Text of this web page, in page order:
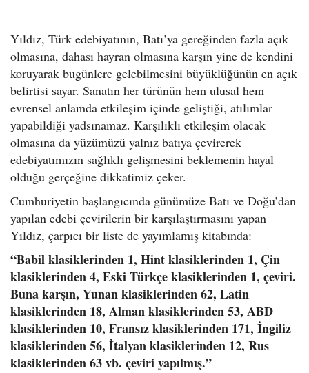
Yıldız, Türk edebiyatının, Batı’ya gereğinden fazla açık
olmasına, dahası hayran olmasına karşın yine de kendini
koruyarak bugünlere gelebilmesini büyüklüğünün en açık
belirtisi sayar. Sanatın her türünün hem ulusal hem
evrensel anlamda etkileşim içinde geliştiği, atılımlar
yapabildiği yadsınamaz. Karşılıklı etkileşim olacak
olmasına da yüzümüzü yalnız batıya çevirerek
edebiyatımızın sağlıklı gelişmesini beklemenin hayal
olduğu gerçeğine dikkatimiz çeker.
Cumhuriyetin başlangıcında günümüze Batı ve Doğu’dan
yapılan edebi çevirilerin bir karşılaştırmasını yapan
Yıldız, çarpıcı bir liste de yayımlamış kitabında:
“Babil klasiklerinden 1, Hint klasiklerinden 1, Çin
klasiklerinden 4, Eski Türkçe klasiklerinden 1, çeviri.
Buna karşın, Yunan klasiklerinden 62, Latin
klasiklerinden 18, Alman klasiklerinden 53, ABD
klasiklerinden 10, Fransız klasiklerinden 171, İngiliz
klasiklerinden 56, İtalyan klasiklerinden 12, Rus
klasiklerinden 63 vb. çeviri yapılmış.”